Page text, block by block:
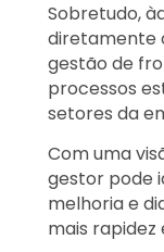
Sobretudo,
diretamente
gestão de
processos
setores da
Com uma
gestor pode
melhoria e
mais rapidez